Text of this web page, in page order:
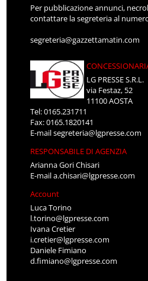
Per pubblicazione annunci,
contattare la segreteria al
segreteria@gazzettamatin.com
LG PRESSE S.R.L.
via Festaz, 52
11100 AOSTA
Tel: 0165.231711
Fax: 0165.1820141
E-mailsegreteria@lgpresse.com
RESPONSABILE DI AGENZIA
Arianna Gori Chisari
E-maila.chisari@lgpresse.com
Account
Luca Torino
l.torino@lgpresse.com
Ivana Cretier
i.cretier@lgpresse.com
Daniele Fimiano
d.fimiano@lgpresse.com